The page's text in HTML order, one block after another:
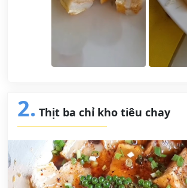
2. Thịt ba chỉ kho tiêu chay